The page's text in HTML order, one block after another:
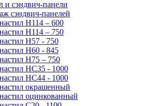
и сэндвич-панели
сэндвич-панелей
Н114 – 600
Н114 – 750
Н57 - 750
Н60 - 845
Н75 – 750
НС35 - 1000
НС44 - 1000
окрашенный
оцинкованный